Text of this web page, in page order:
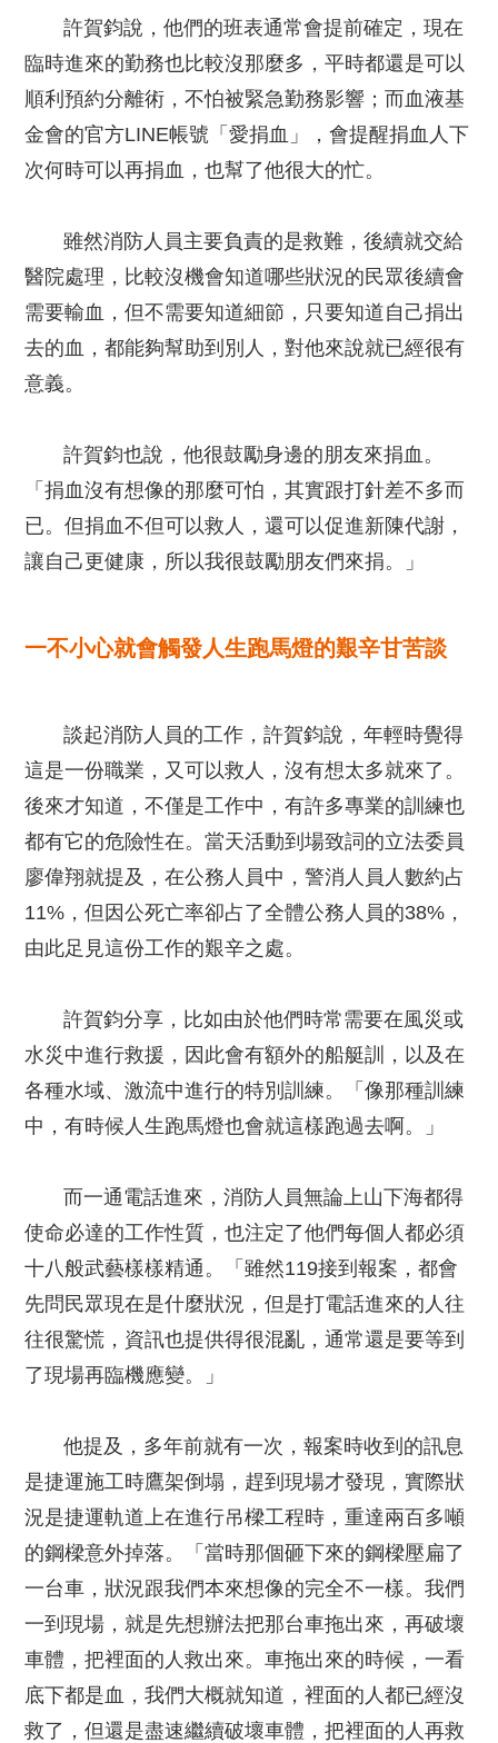
許賀鈞說，他們的班表通常會提前確定，現在
臨時進來的勤務也比較沒那麼多，平時都還是可以
順利預約分離術，不怕被緊急勤務影響；而血液基
金會的官方LINE帳號「愛捐血」，會提醒捐血人下
次何時可以再捐血，也幫了他很大的忙。
雖然消防人員主要負責的是救難，後續就交給
醫院處理，比較沒機會知道哪些狀況的民眾後續會
需要輸血，但不需要知道細節，只要知道自己捐出
去的血，都能夠幫助到別人，對他來說就已經很有
意義。
許賀鈞也說，他很鼓勵身邊的朋友來捐血。
「捐血沒有想像的那麼可怕，其實跟打針差不多而
已。但捐血不但可以救人，還可以促進新陳代謝，
讓自己更健康，所以我很鼓勵朋友們來捐。」
一不小心就會觸發人生跑馬燈的艱辛甘苦談
談起消防人員的工作，許賀鈞說，年輕時覺得
這是一份職業，又可以救人，沒有想太多就來了。
後來才知道，不僅是工作中，有許多專業的訓練也
都有它的危險性在。當天活動到場致詞的立法委員
廖偉翔就提及，在公務人員中，警消人員人數約占
11%，但因公死亡率卻占了全體公務人員的38%，
由此足見這份工作的艱辛之處。
許賀鈞分享，比如由於他們時常需要在風災或
水災中進行救援，因此會有額外的船艇訓，以及在
各種水域、激流中進行的特別訓練。「像那種訓練
中，有時候人生跑馬燈也會就這樣跑過去啊。」
而一通電話進來，消防人員無論上山下海都得
使命必達的工作性質，也注定了他們每個人都必須
十八般武藝樣樣精通。「雖然119接到報案，都會
先問民眾現在是什麼狀況，但是打電話進來的人往
往很驚慌，資訊也提供得很混亂，通常還是要等到
了現場再臨機應變。」
他提及，多年前就有一次，報案時收到的訊息
是捷運施工時鷹架倒塌，趕到現場才發現，實際狀
況是捷運軌道上在進行吊樑工程時，重達兩百多噸
的鋼樑意外掉落。「當時那個砸下來的鋼樑壓扁了
一台車，狀況跟我們本來想像的完全不一樣。我們
一到現場，就是先想辦法把那台車拖出來，再破壞
車體，把裡面的人救出來。車拖出來的時候，一看
底下都是血，我們大概就知道，裡面的人都已經沒
救了，但還是盡速繼續破壞車體，把裡面的人再救